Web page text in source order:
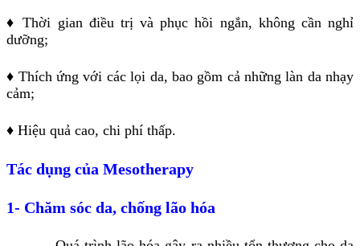
♦ Thời gian điều trị và phục hồi ngắn, không cần nghỉ
dưỡng;
♦ Thích ứng với các lọi da, bao gồm cả những làn da nhạy
cảm;
♦ Hiệu quả cao, chi phí thấp.
Tác dụng của Mesotherapy
1- Chăm sóc da, chống lão hóa